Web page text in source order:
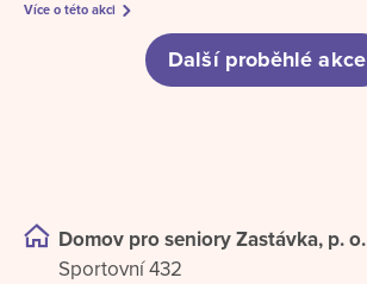
Více o této akci
Další proběhlé akce
Domov pro seniory Zastávka, p. o.
Sportovní 432